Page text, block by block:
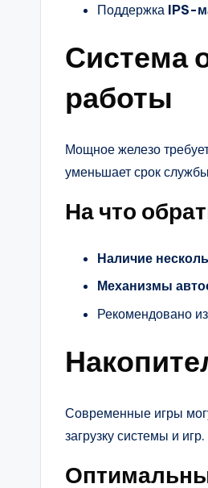
Поддержка IPS-
Система
работы
Мощное железо
уменьшает срок
На что
Наличие
Механизмы
Рекомендовано
Современные игры
загрузку системы и игр.